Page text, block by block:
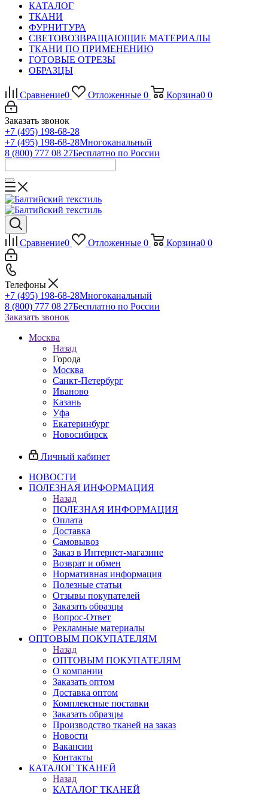
КАТАЛОГ
ТКАНИ
ФУРНИТУРА
СВЕТОВОЗВРАЩАЮЩИЕ МАТЕРИАЛЫ
ТКАНИ ПО ПРИМЕНЕНИЮ
ГОТОВЫЕ ОТРЕЗЫ
ОБРАЗЦЫ
Сравнение0 Отложенные 0 Корзина0 0
Заказать звонок
+7 (495) 198-68-28
+7 (495) 198-68-28Многоканальный
8 (800) 777 08 27Бесплатно по России
Сравнение0 Отложенные 0 Корзина0 0
Телефоны
+7 (495) 198-68-28Многоканальный
8 (800) 777 08 27Бесплатно по России
Заказать звонок
Москва
Назад
Города
Москва
Санкт-Петербург
Иваново
Казань
Уфа
Екатеринбург
Новосибирск
Личный кабинет
НОВОСТИ
ПОЛЕЗНАЯ ИНФОРМАЦИЯ
Назад
ПОЛЕЗНАЯ ИНФОРМАЦИЯ
Оплата
Доставка
Самовывоз
Заказ в Интернет-магазине
Возврат и обмен
Нормативная информация
Полезные статьи
Отзывы покупателей
Заказать образцы
Вопрос-Ответ
Рекламные материалы
ОПТОВЫМ ПОКУПАТЕЛЯМ
Назад
ОПТОВЫМ ПОКУПАТЕЛЯМ
О компании
Заказать оптом
Доставка оптом
Комплексные поставки
Заказать образцы
Производство тканей на заказ
Новости
Вакансии
Контакты
КАТАЛОГ ТКАНЕЙ
Назад
КАТАЛОГ ТКАНЕЙ